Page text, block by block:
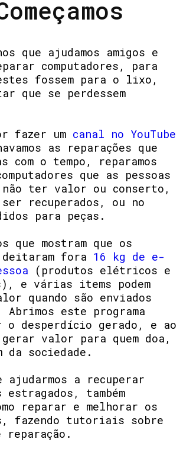
que ajudamos amigos e
computadores, para
fossem para o lixo,
que se perdessem
fazer um canal no YouTube
as reparações que
com o tempo, reparamos
que as pessoas
ter valor ou conserto,
ser recuperados, ou no
para peças.
que mostram que os
deitaram fora 16 kg de e-
(produtos elétricos e
e várias items podem
quando são enviados
este programa
o desperdício gerado, e ao
gerar valor para quem doa,
da sociedade.
ajudarmos a recuperar
estragados, também
reparar e melhorar os
fazendo tutoriais sobre
reparação.